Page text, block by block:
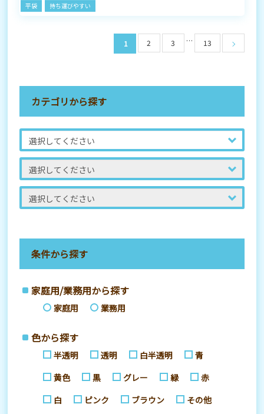
平袋
持ち運びやすい
1 2 3 … 13
カテゴリから探す
条件から探す
家庭用/業務用から探す
家庭用 業務用
色から探す
半透明 透明 白半透明
青
黄色
黒 グレー 緑
赤
白
ピンク ブラウン その他